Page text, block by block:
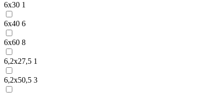
6х30 1
6х40 6
6х60 8
6,2х27,5 1
6,2х50,5 3